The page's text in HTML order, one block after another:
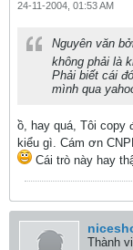
24-11-2004, 01:53 AM
Nguyên văn
không phải là
Phải biết cái
mình qua
ồ, hay quá, Tôi copy
kiểu gì. Cám ơn
Cái trò này hay
Thành